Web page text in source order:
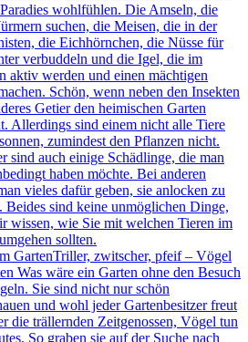
wohlfühlen. Die Amseln, die
suchen, die Meisen, die in der
die Eichhörnchen, die Nüsse für
verbuddeln und die Igel, die im
aktiv werden und einen mächtigen
Schön, wenn neben den Insekten
Getier den heimischen Garten
Allerdings sind einem nicht alle Tiere
zumindest den Pflanzen nicht.
sind auch einige Schädlinge, die man
haben möchte. Bei anderen
vieles dafür geben, sie anlocken zu
Beides sind keine unmöglichen Dinge,
wissen, wie Sie mit welchen Tieren im
sollten.
GartenTriller, zwitscher, pfeif – Vögel
Was wäre ein Garten ohne den Besuch
Sie sind nicht nur schön
und wohl jeder Gartenbesitzer freut
die trällernden Zeitgenossen, Vögel tun
So graben sie auf der Suche nach